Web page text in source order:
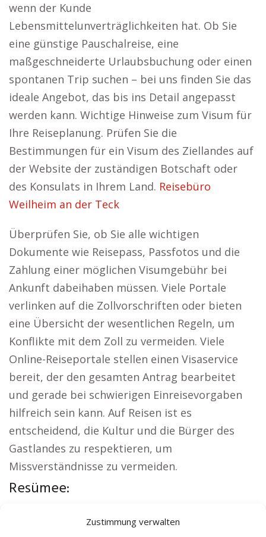
Zustimmung verwalten
wenn der Kunde
Lebensmittelunverträglichkeiten hat. Ob Sie
eine günstige Pauschalreise, eine
maßgeschneiderte Urlaubsbuchung oder einen
spontanen Trip suchen – bei uns finden Sie das
ideale Angebot, das bis ins Detail angepasst
werden kann. Wichtige Hinweise zum Visum für
Ihre Reiseplanung. Prüfen Sie die
Bestimmungen für ein Visum des Ziellandes auf
der Website der zuständigen Botschaft oder
des Konsulats in Ihrem Land. Reisebüro
Weilheim an der Teck
Überprüfen Sie, ob Sie alle wichtigen
Dokumente wie Reisepass, Passfotos und die
Zahlung einer möglichen Visumgebühr bei
Ankunft dabeihaben müssen. Viele Portale
verlinken auf die Zollvorschriften oder bieten
eine Übersicht der wesentlichen Regeln, um
Konflikte mit dem Zoll zu vermeiden. Viele
Online-Reiseportale stellen einen Visaservice
bereit, der den gesamten Antrag bearbeitet
und gerade bei schwierigen Einreisevorgaben
hilfreich sein kann. Auf Reisen ist es
entscheidend, die Kultur und die Bürger des
Gastlandes zu respektieren, um
Missverständnisse zu vermeiden.
Resümee:
Sicherheitsdienst Bad Aibling|Versicherung